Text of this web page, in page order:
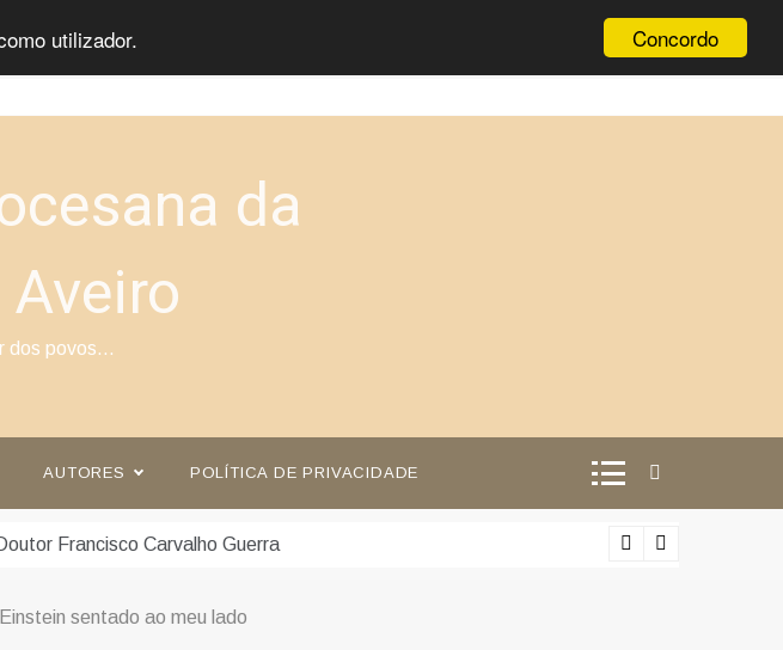
Concordo
utilizador.
da
dos povos…
AUTORES POLÍTICA DE PRIVACIDADE
Francisco Carvalho Guerra
sentado ao meu lado